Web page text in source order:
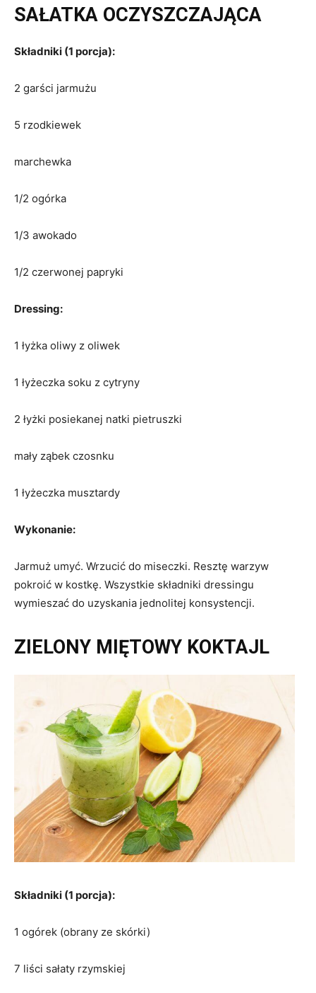
SAŁATKA OCZYSZCZAJĄCA
Składniki (1 porcja):
2 garści jarmużu
5 rzodkiewek
marchewka
1/2 ogórka
1/3 awokado
1/2 czerwonej papryki
Dressing:
1 łyżka oliwy z oliwek
1 łyżeczka soku z cytryny
2 łyżki posiekanej natki pietruszki
mały ząbek czosnku
1 łyżeczka musztardy
Wykonanie:
Jarmuż umyć. Wrzucić do miseczki. Resztę warzyw
pokroić w kostkę. Wszystkie składniki dressingu
wymieszać do uzyskania jednolitej konsystencji.
ZIELONY MIĘTOWY KOKTAJL
Składniki (1 porcja):
1 ogórek (obrany ze skórki)
7 liści sałaty rzymskiej